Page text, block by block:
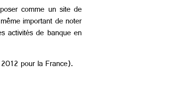
comme un site de
important de noter
activités de banque en
pour la France).